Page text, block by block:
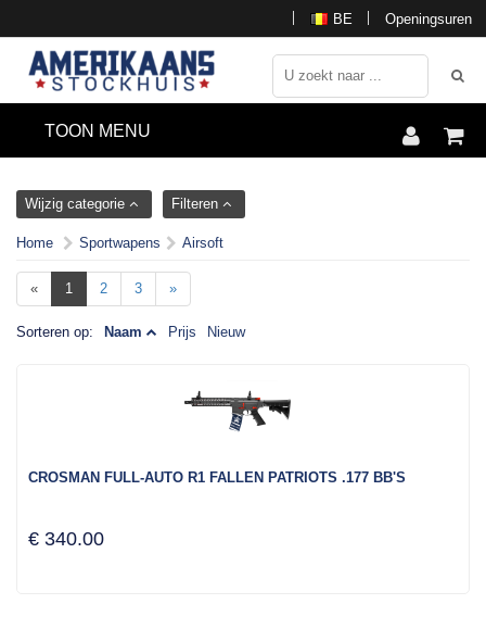
Openingsuren
BE
TOON MENU
Wijzig categorie Filteren
Home Sportwapens Airsoft
« 1 2 3 »
Sorteren op: Naam Prijs Nieuw
CROSMAN FULL-AUTO R1 FALLEN PATRIOTS .177 BB'S
€ 340.00